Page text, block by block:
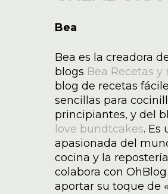
Bea
Bea es la creadora
blogs Bea Recetas y
blog de recetas
sencillas para
principiantes, y del
love bundtcakes. Es
apasionada del
cocina y la
colabora con
aportar su toque de